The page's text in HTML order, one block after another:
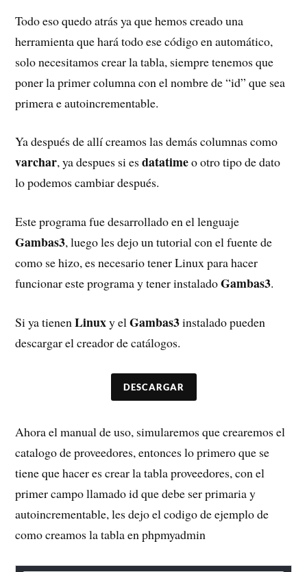
Todo eso quedo atrás ya que hemos creado una
herramienta que hará todo ese código en automático,
solo necesitamos crear la tabla, siempre tenemos que
poner la primer columna con el nombre de “id” que sea
primera e autoincrementable.
Ya después de allí creamos las demás columnas como
varchar, ya despues si esdatatimeo otro tipo de dato
lo podemos cambiar después.
Este programa fue desarrollado en el lenguaje
Gambas3, luego les dejo un tutorial con el fuente de
como se hizo, es necesario tener Linux para hacer
funcionar este programa y tener instaladoGambas3.
Si ya tienenLinuxy elGambas3instalado pueden
descargar el creador de catálogos.
DESCARGAR
Ahora el manual de uso, simularemos que crearemos el
catalogo de proveedores, entonces lo primero que se
tiene que hacer es crear la tabla proveedores, con el
primer campo llamado id que debe ser primaria y
autoincrementable, les dejo el codigo de ejemplo de
como creamos la tabla en phpmyadmin